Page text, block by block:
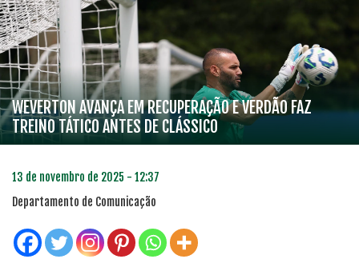
WEVERTON AVANÇA EM RECUPERAÇÃO E VERDÃO FAZ
TREINO TÁTICO ANTES DE CLÁSSICO
13 de novembro de 2025 - 12:37
Departamento de Comunicação